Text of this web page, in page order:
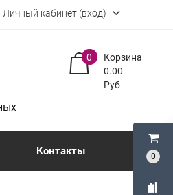
0
Личный кабинет (вход)
Корзина
0
0.00
Руб
Контакты